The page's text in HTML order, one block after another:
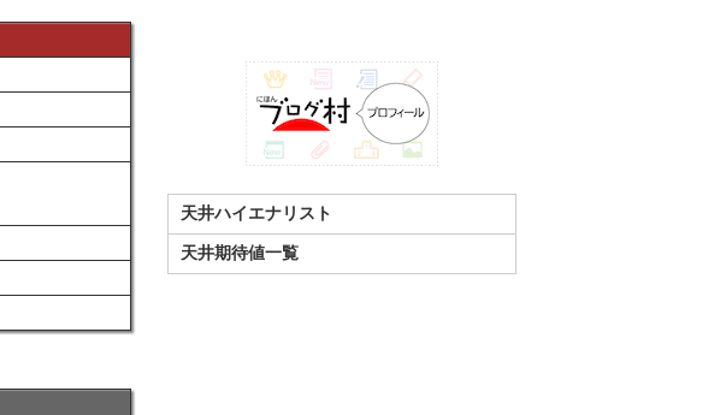
天井ハイエナリスト
天井期待値一覧